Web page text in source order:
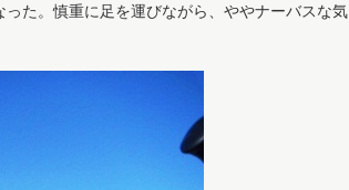
た。慎重に足を運びながら、ややナーバスな気